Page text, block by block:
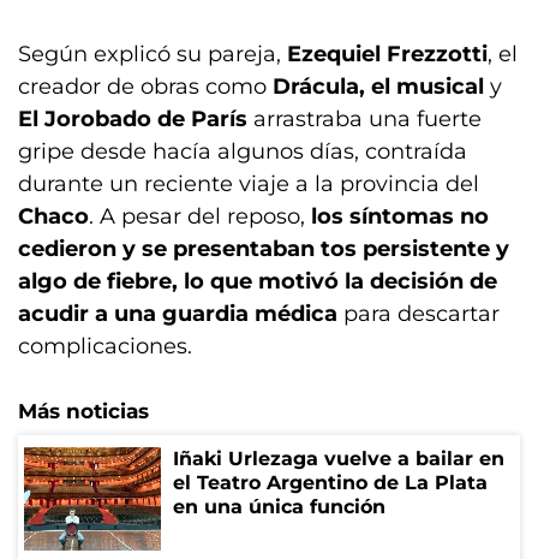
Según explicó su pareja, Ezequiel Frezzotti, el
creador de obras como Drácula, el musical y
El Jorobado de París arrastraba una fuerte
gripe desde hacía algunos días, contraída
durante un reciente viaje a la provincia del
Chaco. A pesar del reposo, los síntomas no
cedieron y se presentaban tos persistente y
algo de fiebre, lo que motivó la decisión de
acudir a una guardia médica para descartar
complicaciones.
Más noticias
Iñaki Urlezaga vuelve a bailar en
el Teatro Argentino de La Plata
en una única función